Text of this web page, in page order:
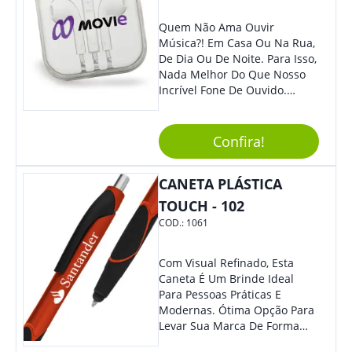
Quem Não Ama Ouvir
Música?! Em Casa Ou Na Rua,
De Dia Ou De Noite. Para Isso,
Nada Melhor Do Que Nosso
Incrível Fone De Ouvido.
De Excelente Qualidade, E
Contando Com Tamanho De
Fio Ideal Para Se Movimentar
Com Mais Liberdade, É O
Brinde Que Seus Clientes E
Colaboradores Mais Querem!
Não Fique De Fora! Ofereça
Em Eventos, Feiras E
Marca Em Grande Destaque.
Confira!
CANETA PLÁSTICA
TOUCH - 102
COD.: 1061
Com Visual Refinado, Esta
Caneta É Um Brinde Ideal
Para Pessoas Práticas E
Modernas. Ótima Opção Para
Levar Sua Marca De Forma